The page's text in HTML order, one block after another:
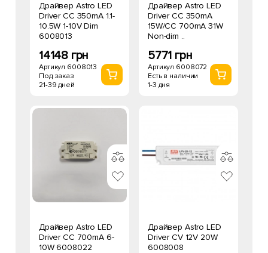
Драйвер Astro LED
Driver CC 350mA 1.1-
10.5W 1-10V Dim
6008013
14148 грн
Артикул 6008013
Под заказ
21-39 дней
Драйвер Astro LED
Driver CC 350mA
15W/CC 700mA 31W
Non-dim ..
5771 грн
Артикул 6008072
Есть в наличии
1-3 дня
Драйвер Astro LED
Driver CC 700mA 6-
10W 6008022
Драйвер Astro LED
Driver CV 12V 20W
6008008